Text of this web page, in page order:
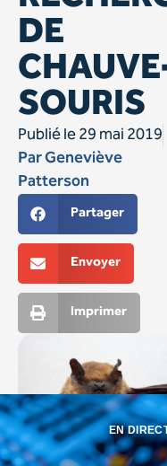
EN